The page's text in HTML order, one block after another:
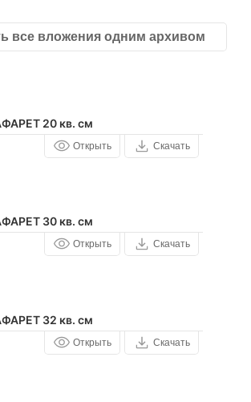
все вложения одним архивом
20 кв. см
Открыть Скачать
30 кв. см
Открыть Скачать
32 кв. см
Открыть Скачать